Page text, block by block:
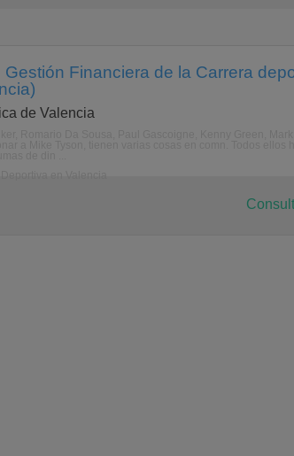
Gestión Financiera de la Carrera
de Valencia